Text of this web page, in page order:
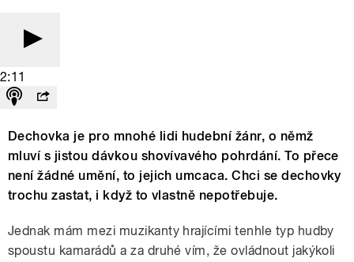
2:11
Dechovka je pro mnohé lidi hudební žánr, o němž
mluví s jistou dávkou shovívavého pohrdání. To přece
není žádné umění, to jejich umcaca. Chci se dechovky
trochu zastat, i když to vlastně nepotřebuje.
Jednak mám mezi muzikanty hrajícími tenhle typ hudby
spoustu kamarádů a za druhé vím, že ovládnout jakýkoli